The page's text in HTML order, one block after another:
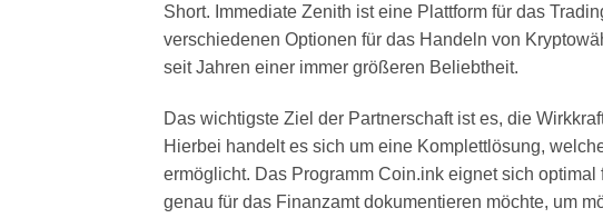
Short. Immediate Zenith ist eine Plattform für das
verschiedenen Optionen für das Handeln von
seit Jahren einer immer größeren Beliebtheit.
Das wichtigste Ziel der Partnerschaft ist es, die
Hierbei handelt es sich um eine Komplettlösung,
ermöglicht. Das Programm Coin.ink eignet sich
genau für das Finanzamt dokumentieren möchte, um